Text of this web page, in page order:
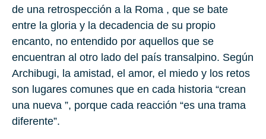
de una retrospección a la Roma , que se bate
entre la gloria y la decadencia de su propio
encanto, no entendido por aquellos que se
encuentran al otro lado del país transalpino. Según
Archibugi, la amistad, el amor, el miedo y los retos
son lugares comunes que en cada historia “crean
una nueva ”, porque cada reacción “es una trama
diferente”.